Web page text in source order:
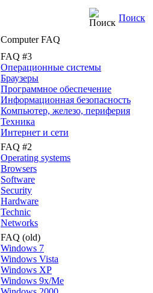
Поиск
Computer FAQ
FAQ #3
Операционные системы
Браузеры
Программное обеспечение
Информационная безопасность
Компьютер, железо, периферия
Техника
Интернет и сети
FAQ #2
Operating systems
Browsers
Software
Security
Hardware
Technic
Networks
FAQ (old)
Windows 7
Windows Vista
Windows XP
Windows 9x/Me